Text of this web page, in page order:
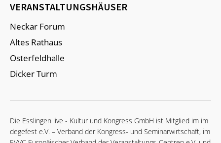
VERANSTALTUNGSHÄUSER
Neckar Forum
Altes Rathaus
Osterfeldhalle
Dicker Turm
Die Esslingen live - Kultur und Kongress GmbH ist Mitglied im im
degefest e.V. – Verband der Kongress- und Seminarwirtschaft, im